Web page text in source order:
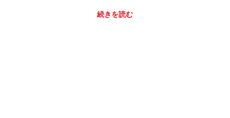
続きを読む